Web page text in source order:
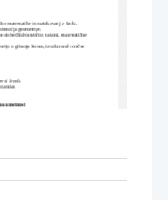
matematike in raziskovanj v fiziki.
geometrije.
dobe (hidrostatično zakoni, matematične
o gibanju Sonca, izračunaval sončne
živali.
umetnost
lepote, tudi izražanje njegovih čustev.